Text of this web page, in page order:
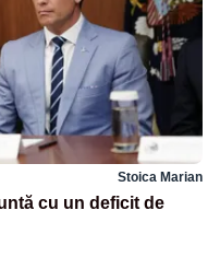
Stoica Marian
cu un deficit de